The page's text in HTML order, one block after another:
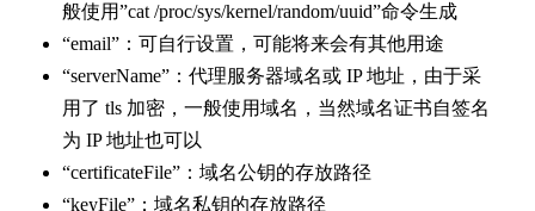
般使用”cat /proc/sys/kernel/random/uuid”命令生成
“email”：可自行设置，可能将来会有其他用途
“serverName”：代理服务器域名或 IP 地址，由于采
用了 tls 加密，一般使用域名，当然域名证书自签名
为 IP 地址也可以
“certificateFile”：域名公钥的存放路径
“keyFile”：域名私钥的存放路径